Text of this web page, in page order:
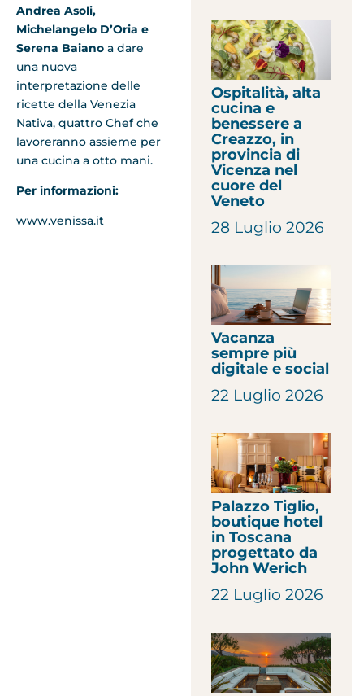
Andrea Asoli,
Michelangelo D’Oria e
Serena Baiano a dare
una nuova
interpretazione delle
ricette della Venezia
Nativa, quattro Chef che
lavoreranno assieme per
una cucina a otto mani.
Per informazioni:
www.venissa.it
Ospitalità, alta
cucina e
benessere a
Creazzo, in
provincia di
Vicenza nel
cuore del
Veneto
28 Luglio 2026
Vacanza
sempre più
digitale e social
22 Luglio 2026
Palazzo Tiglio,
boutique hotel
in Toscana
progettato da
John Werich
22 Luglio 2026